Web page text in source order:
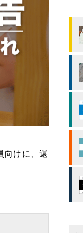
向けに、還